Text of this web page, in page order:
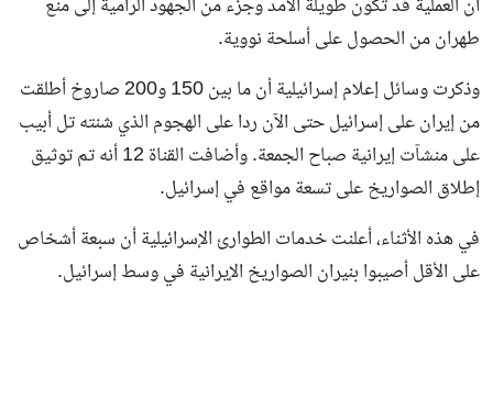
أن العملية قد تكون طويلة الأمد وجزء من الجهود الرامية إلى منع
طهران من الحصول على أسلحة نووية.
وذكرت وسائل إعلام إسرائيلية أن ما بين 150 و200 صاروخ أطلقت
من إيران على إسرائيل حتى الآن ردا على الهجوم الذي شنته تل أبيب
على منشآت إيرانية صباح الجمعة. وأضافت القناة 12 أنه تم توثيق
إطلاق الصواريخ على تسعة مواقع في إسرائيل.
في هذه الأثناء، أعلنت خدمات الطوارئ الإسرائيلية أن سبعة أشخاص
على الأقل أصيبوا بنيران الصواريخ الإيرانية في وسط إسرائيل.